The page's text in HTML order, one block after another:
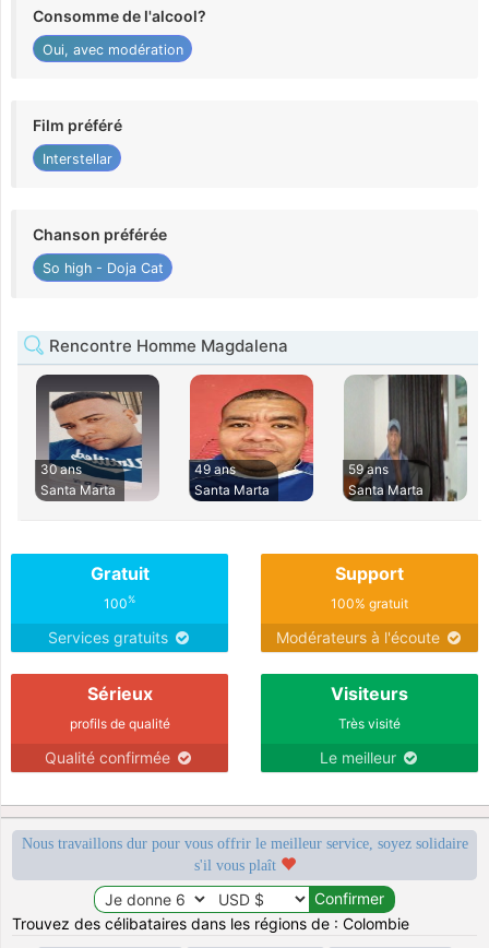
Consomme de l'alcool?
Oui, avec modération
Film préféré
Interstellar
Chanson préférée
So high - Doja Cat
Rencontre Homme Magdalena
30 ans
Santa Marta
49 ans
Santa Marta
59 ans
Santa Marta
Gratuit
100%
Services gratuits
Support
100% gratuit
Modérateurs à l'écoute
Sérieux
profils de qualité
Qualité confirmée
Visiteurs
Très visité
Le meilleur
Nous travaillons dur pour vous offrir le meilleur service, soyez solidaire
s'il vous plaît
Trouvez des célibataires dans les régions de : Colombie